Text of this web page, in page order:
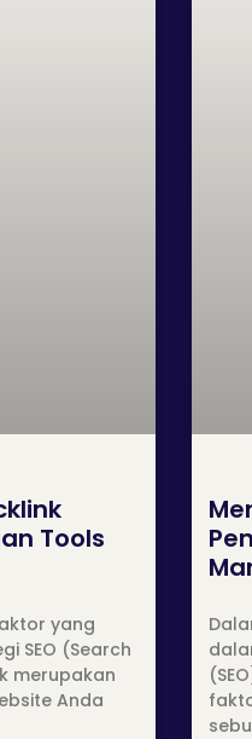
Tools
yang
SEO (Search
merupakan
Anda